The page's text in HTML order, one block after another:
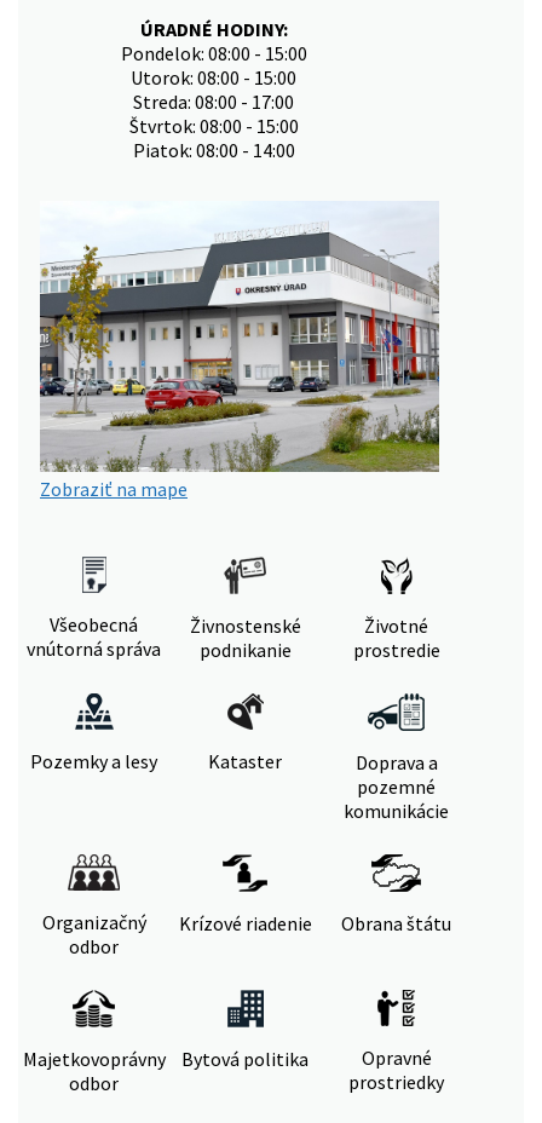
ÚRADNÉ HODINY:
Pondelok: 08:00 - 15:00
Utorok: 08:00 - 15:00
Streda: 08:00 - 17:00
Štvrtok: 08:00 - 15:00
Piatok: 08:00 - 14:00
Zobraziť na mape
Všeobecná
vnútorná správa
Živnostenské
podnikanie
Životné
prostredie
Pozemky a lesy Kataster
Doprava a
pozemné
komunikácie
Organizačný
odbor
Krízové riadenie Obrana štátu
Majetkovoprávny
odbor
Bytová politika
Opravné
prostriedky